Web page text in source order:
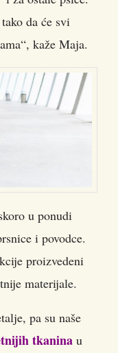
da će svi
kaže Maja.
u ponudi
i povodce.
proizvedeni
materijale.
pa su naše
tkanina u